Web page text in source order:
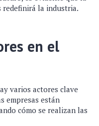
redefinirá la industria.
en el
varios actores clave
empresas están
cómo se realizan las